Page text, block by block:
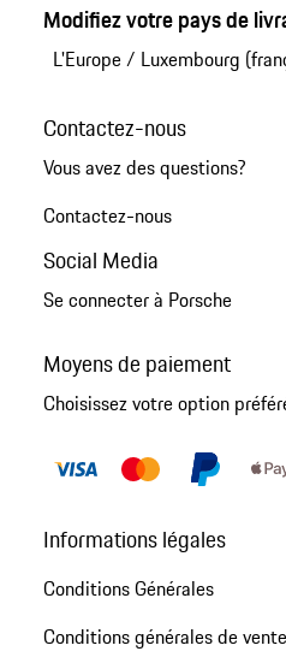
Modifiez votre pays de
L'Europe/ Luxembourg
Contactez-nous
Vous avez des questions?
Contactez-nous
Social Media
Se connecter à Porsche
Moyens de paiement
Choisissez votre option
Informations légales
Conditions Générales
Conditions générales de